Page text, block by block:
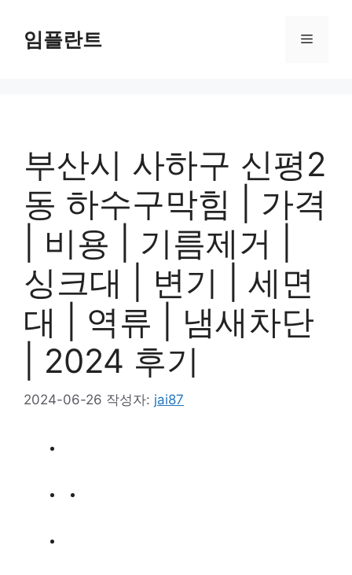
임플란트 메
부산시 사하구 신평2
동 하수구막힘 | 가격
| 비용 | 기름제거 |
싱크대 | 변기 | 세면
대 | 역류 | 냄새차단
| 2024 후기
2024-06-26 작성자: jai87